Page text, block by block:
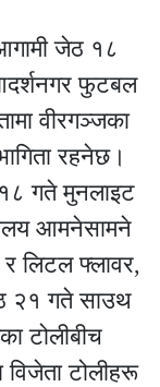
जेठ १८
फुटबल
वीरगञ्जका
रहनेछ।
गते मुनलाइट
आमनेसामने
लिटल फ्लावर,
२१ गते साउथ
टोलीबीच
विजेता टोलीहरू